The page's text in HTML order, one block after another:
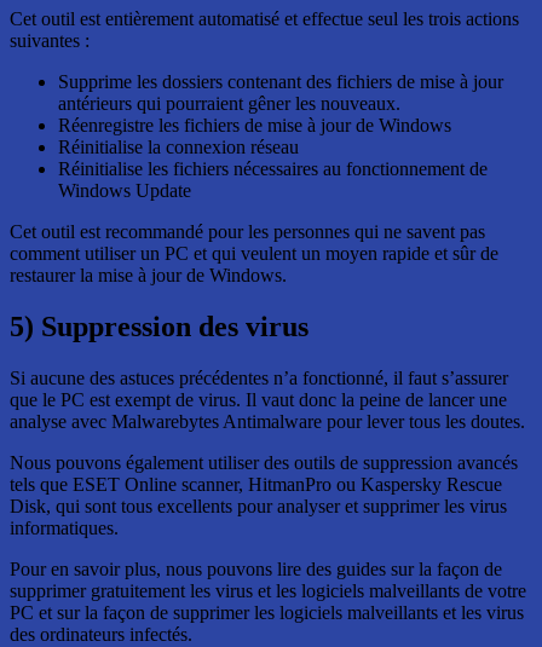
Cet outil est entièrement automatisé et effectue seul les trois actions
suivantes :
Supprime les dossiers contenant des fichiers de mise à jour
antérieurs qui pourraient gêner les nouveaux.
Réenregistre les fichiers de mise à jour de Windows
Réinitialise la connexion réseau
Réinitialise les fichiers nécessaires au fonctionnement de
Windows Update
Cet outil est recommandé pour les personnes qui ne savent pas
comment utiliser un PC et qui veulent un moyen rapide et sûr de
restaurer la mise à jour de Windows.
5) Suppression des virus
Si aucune des astuces précédentes n’a fonctionné, il faut s’assurer
que le PC est exempt de virus. Il vaut donc la peine de lancer une
analyse avec Malwarebytes Antimalware pour lever tous les doutes.
Nous pouvons également utiliser des outils de suppression avancés
tels que ESET Online scanner, HitmanPro ou Kaspersky Rescue
Disk, qui sont tous excellents pour analyser et supprimer les virus
informatiques.
Pour en savoir plus, nous pouvons lire des guides sur la façon de
supprimer gratuitement les virus et les logiciels malveillants de votre
PC et sur la façon de supprimer les logiciels malveillants et les virus
des ordinateurs infectés.